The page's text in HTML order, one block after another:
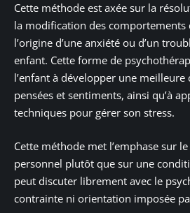
Cette méthode est axée sur la
la modification des comportements
l’origine d’une anxiété ou d’un
enfant. Cette forme de
l’enfant à développer une
pensées et sentiments, ainsi qu’à
techniques pour gérer son stress.
Cette méthode met l’emphase sur
personnel plutôt que sur une
peut discuter librement avec le
contrainte ni orientation imposée